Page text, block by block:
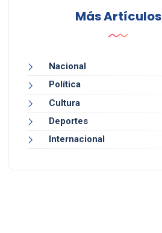
Más Artículos
Nacional
Política
Cultura
Deportes
Internacional